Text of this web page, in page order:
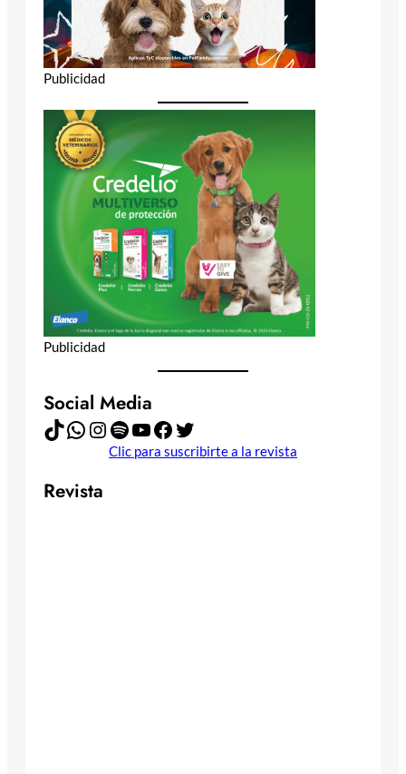
Publicidad
Publicidad
Social Media
TikTok WhatsApp Instagram Spotify YouTube Facebook Twitter
Clic para suscribirte a la revista
Revista